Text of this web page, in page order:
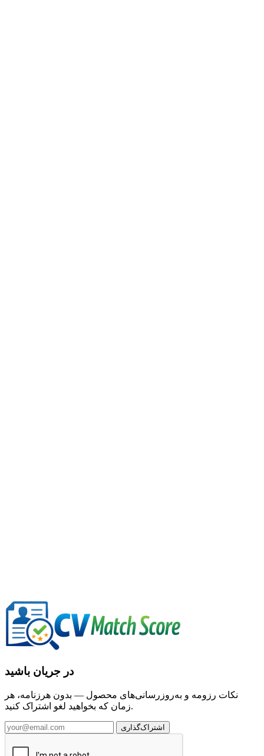
در جریان باشید
نکات رزومه و به‌روزرسانی‌های محصول — بدون هرزنامه، هر
زمان که بخواهید لغو اشتراک کنید.
اشتراک‌گذاری